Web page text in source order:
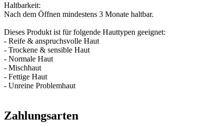
Haltbarkeit:
Nach dem Öffnen mindestens 3 Monate haltbar.
Dieses Produkt ist für folgende Hauttypen geeignet:
- Reife & anspruchsvolle Haut
- Trockene & sensible Haut
- Normale Haut
- Mischhaut
- Fettige Haut
- Unreine Problemhaut
Zahlungsarten